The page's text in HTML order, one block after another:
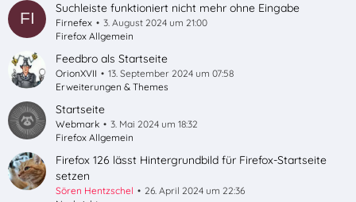
Suchleiste funktioniert nicht mehr ohne Eingabe
Firnefex
3. August 2024 um 21:00
Firefox Allgemein
Feedbro als Startseite
OrionXVII
13. September 2024 um 07:58
Erweiterungen & Themes
Startseite
Webmark
3. Mai 2024 um 18:32
Firefox Allgemein
Firefox 126 lässt Hintergrundbild für Firefox-Startseite
setzen
Sören Hentzschel
26. April 2024 um 22:36